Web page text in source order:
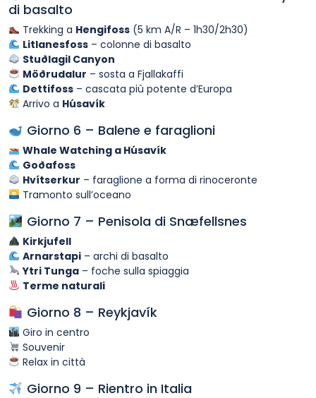
di basalto
Trekking a Hengifoss(5 km A/R – 1h30/2h30)
Litlanesfoss– colonne di basalto
Stuðlagil Canyon
Möðrudalur – sosta a Fjallakaffi
Dettifoss– cascata più potente d’Europa
Arrivo a Húsavík
Giorno 6 – Balene e faraglioni
Whale Watching a Húsavík
Goðafoss
Hvítserkur – faraglione a forma di rinoceronte
Tramonto sull’oceano
Giorno 7 – Penisola di Snæfellsnes
Kirkjufell
Arnarstapi– archi di basalto
Ytri Tunga– foche sulla spiaggia
Terme naturali
Giorno 8 – Reykjavík
Giro in centro
Souvenir
Relax in città
Giorno 9 – Rientro in Italia